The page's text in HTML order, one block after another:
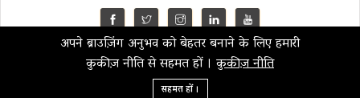
©2023 MahaMoney
अपने ब्राउज़िंग अनुभव को बेहतर बनाने के लिए हमारी
कुकीज़ नीति से सहमत हों । कुकीज़ नीति
सहमत हों ।